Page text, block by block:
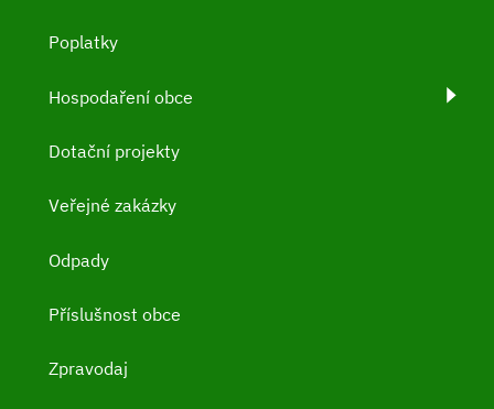
Poplatky
Hospodaření obce
Dotační projekty
Veřejné zakázky
Odpady
Příslušnost obce
Zpravodaj